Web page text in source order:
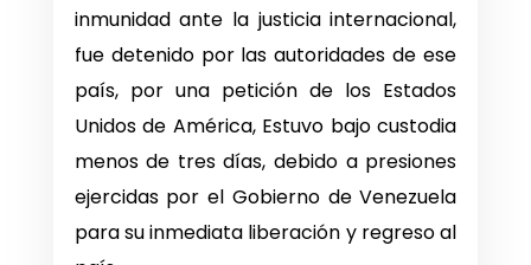
inmunidad ante la justicia internacional,
fue detenido por las autoridades de ese
país, por una petición de los Estados
Unidos de América, Estuvo bajo custodia
menos de tres días, debido a presiones
ejercidas por el Gobierno de Venezuela
para su inmediata liberación y regreso al